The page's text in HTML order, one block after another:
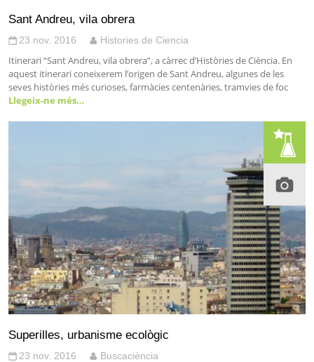
Sant Andreu, vila obrera
23 nov. 2016 Histories de Ciencia
Itinerari “Sant Andreu, vila obrera”, a càrrec d’Històries de Ciència. En
aquest itinerari coneixerem l’origen de Sant Andreu, algunes de les
seves històries més curioses, farmàcies centenàries, tramvies de foc
Llegeix-ne més…
Superilles, urbanisme ecològic
23 nov. 2016 Buscaciència